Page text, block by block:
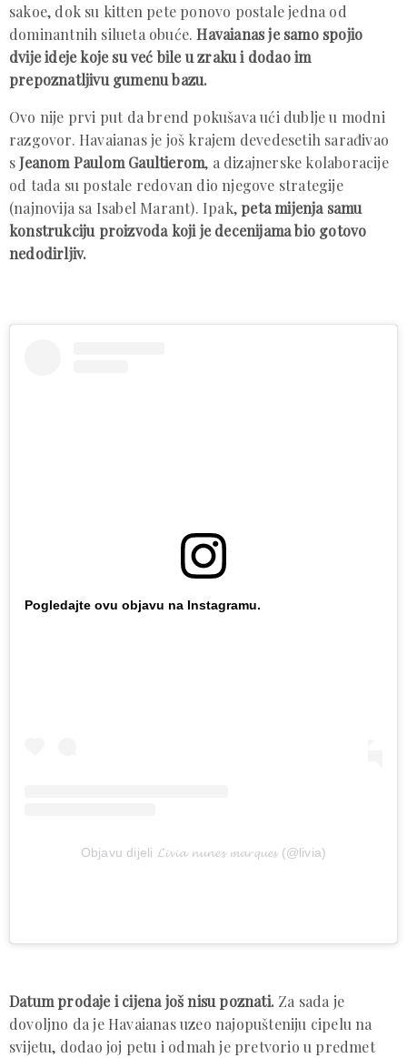
sakoe, dok su kitten pete ponovo postale jedna od
dominantnih silueta obuće.Havaianas je samo spojio
dvije ideje koje su već bile u zraku i dodao im
prepoznatljivu gumenu bazu.
Ovo nije prvi put da brend pokušava ući dublje u modni
razgovor. Havaianas je još krajem devedesetih sarađivao
sJeanom Paulom Gaultierom, a dizajnerske kolaboracije
od tada su postale redovan dio njegove strategije
(najnovija sa Isabel Marant). Ipak,peta mijenja samu
konstrukciju proizvoda koji je decenijama bio gotovo
nedodirljiv.
Pogledajte ovu objavu na Instagramu.
Objavu dijeli 𝓛𝓲𝓿𝓲𝓪 𝓷𝓾𝓷𝓮𝓼 𝓶𝓪𝓻𝓺𝓾𝓮𝓼 (@livia)
Datum prodaje i cijena još nisu poznati. Za sada je
dovoljno da je Havaianas uzeo najopušteniju cipelu na
svijetu, dodao joj petu i odmah je pretvorio u predmet